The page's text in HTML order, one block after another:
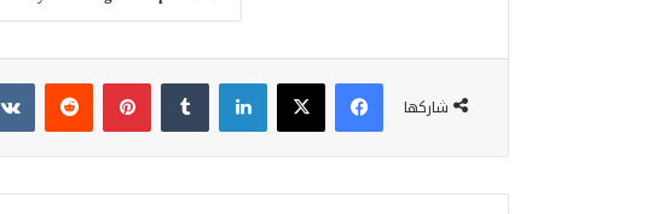
شاركها
فيسبوك‫X لينكدإن بينتيريست